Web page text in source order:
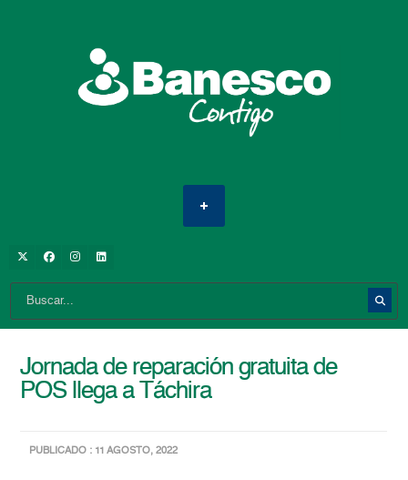
Jornada de reparación gratuita de
POS llega a Táchira
PUBLICADO : 11 AGOSTO, 2022